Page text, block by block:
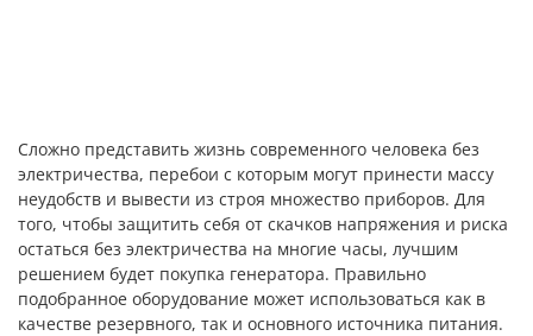
Сложно представить жизнь современного человека без
электричества, перебои с которым могут принести массу
неудобств и вывести из строя множество приборов. Для
того, чтобы защитить себя от скачков напряжения и риска
остаться без электричества на многие часы, лучшим
решением будет покупка генератора. Правильно
подобранное оборудование может использоваться как в
качестве резервного, так и основного источника питания.